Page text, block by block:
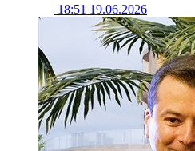
18:51 19.06.2026